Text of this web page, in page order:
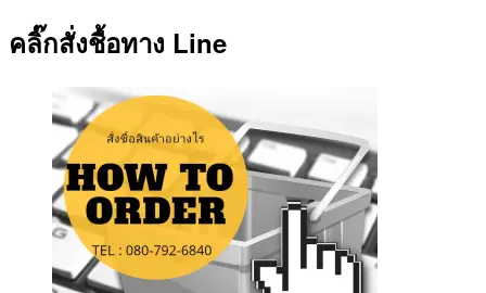
คลิ๊กสั่งชื้อทาง Line